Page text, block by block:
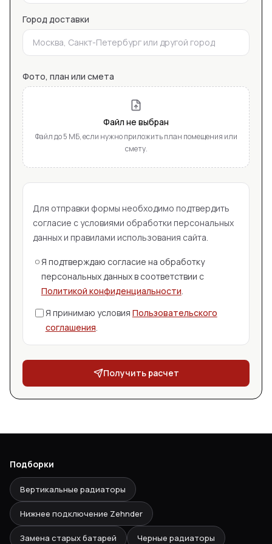
Город доставки
Фото, план или смета
Файл не выбран
Файл до 5 МБ, если нужно приложить план помещения или
смету.
Для отправки формы необходимо подтвердить
согласие с условиями обработки персональных
данных и правилами использования сайта.
Я подтверждаю согласие на обработку
персональных данных в соответствии с
Политикой конфиденциальности.
Я принимаю условия Пользовательского
соглашения.
Получить расчет
Подборки
Вертикальные радиаторы
Нижнее подключение Zehnder
Замена старых батарей Черные радиаторы